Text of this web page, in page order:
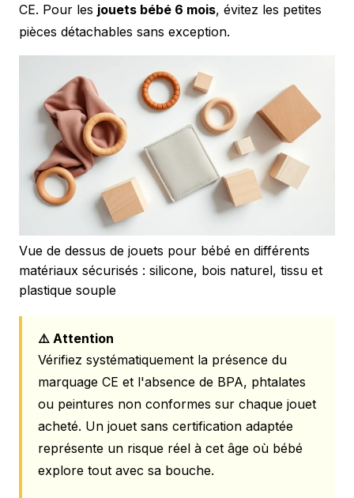
CE. Pour les jouets bébé 6 mois, évitez les petites
pièces détachables sans exception.
Vue de dessus de jouets pour bébé en différents
matériaux sécurisés : silicone, bois naturel, tissu et
plastique souple
⚠️ Attention
Vérifiez systématiquement la présence du
marquage CE et l'absence de BPA, phtalates
ou peintures non conformes sur chaque jouet
acheté. Un jouet sans certification adaptée
représente un risque réel à cet âge où bébé
explore tout avec sa bouche.